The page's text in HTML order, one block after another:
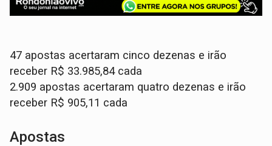
47 apostas acertaram cinco dezenas e irão
receber R$ 33.985,84 cada
2.909 apostas acertaram quatro dezenas e irão
receber R$ 905,11 cada
Apostas